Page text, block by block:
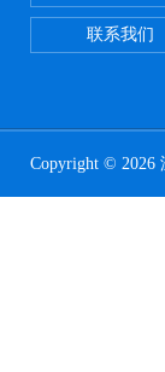
联系我们
Copyright © 2026